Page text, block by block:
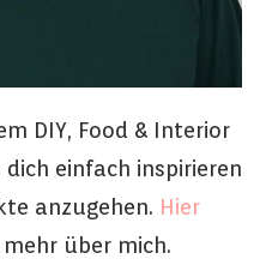
DIY, Food & Interior
dich einfach inspirieren
anzugehen. Hier
über mich.